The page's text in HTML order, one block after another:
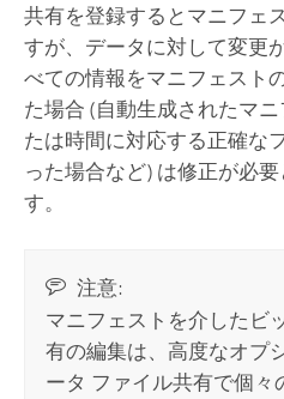
共有を登録するとマニフェ
すが、データに対して変更
べての情報をマニフェスト
た場合 (自動生成されたマ
たは時間に対応する正確な
った場合など) は修正が必
す。
注意:
マニフェストを介したビ
有の編集は、高度なオプ
ータ ファイル共有で個々